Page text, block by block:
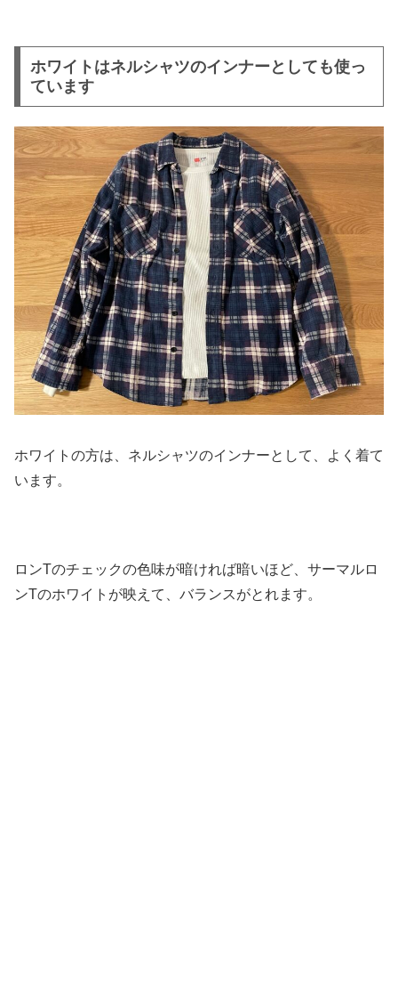
ホワイトはネルシャツのインナーとしても使っ
ています
ホワイトの方は、ネルシャツのインナーとして、よく着て
います。
ロンTのチェックの色味が暗ければ暗いほど、サーマルロ
ンTのホワイトが映えて、バランスがとれます。